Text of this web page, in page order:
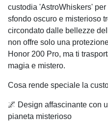
custodia 'AstroWhiskers'
sfondo oscuro e misterioso
circondato dalle bellezze
non offre solo una
Honor 200 Pro, ma ti
magia e mistero.
Cosa rende speciale la
🌌 Design affascinante con
pianeta misterioso